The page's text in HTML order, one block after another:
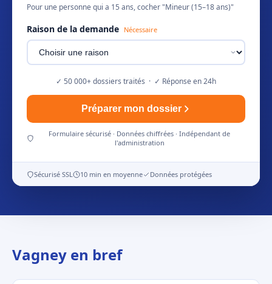
Pour une personne qui a 15 ans, cocher "Mineur (15–18 ans)"
Raison de la demande Nécessaire
✓ 50 000+ dossiers traités · ✓ Réponse en 24h
Préparer mon dossier
Formulaire sécurisé · Données chiffrées · Indépendant de
l'administration
Sécurisé SSL 10 min en moyenne Données protégées
Vagney en bref